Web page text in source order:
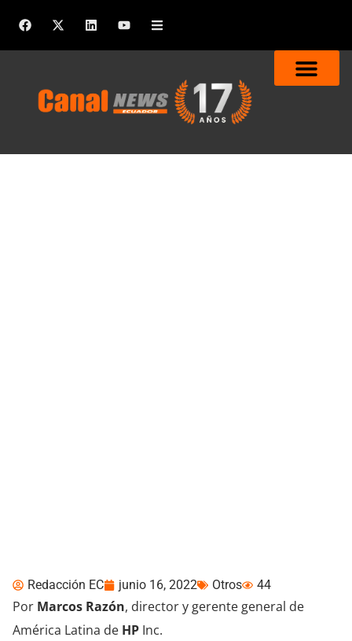
Redacción EC junio 16, 2022 Otros 44
Por Marcos Razón, director y gerente general de
América Latina de HP Inc.